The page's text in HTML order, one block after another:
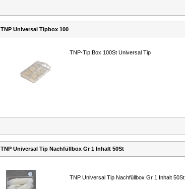
TNP Universal Tipbox 100
TNP-Tip Box 100St Universal Tip
TNP Universal Tip Nachfüllbox Gr 1 Inhalt 50St
TNP Universal Tip Nachfüllbox Gr 1 Inhalt 50St